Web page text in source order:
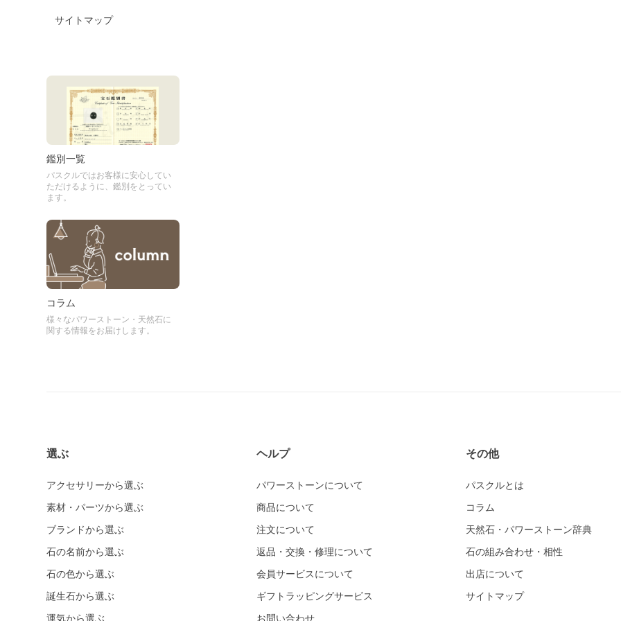
サイトマップ
鑑別一覧
パスクルではお客様に安心してい
ただけるように、鑑別をとってい
ます。
コラム
様々なパワーストーン・天然石に
関する情報をお届けします。
選ぶ
アクセサリーから選ぶ
素材・パーツから選ぶ
ブランドから選ぶ
石の名前から選ぶ
石の色から選ぶ
誕生石から選ぶ
運気から選ぶ
ヘルプ
パワーストーンについて
商品について
注文について
返品・交換・修理について
会員サービスについて
ギフトラッピングサービス
お問い合わせ
その他
パスクルとは
コラム
天然石・パワーストーン辞典
石の組み合わせ・相性
出店について
サイトマップ